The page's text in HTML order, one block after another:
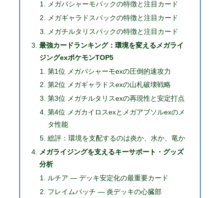
メガバシャーモパックの特徴と注目カード
メガギャラドスパックの特徴と注目カード
メガチルタリスパックの特徴と注目カード
最強カードランキング：環境を変えるメガライ
ジングexポケモンTOP5
第1位 メガバシャーモexの圧倒的速攻力
第2位 メガギャラドスexの山札破壊戦略
第3位 メガチルタリスexの再現性と安定打点
第4位 メガカイロスexとメガアブソルexのメ
タ性能
総評：環境を支配するのは炎か、水か、竜か
メガライジングを支えるキーサポート・グッズ
分析
ルチア ― デッキ安定化の最重要カード
フレイムパッチ ― 炎デッキの心臓部